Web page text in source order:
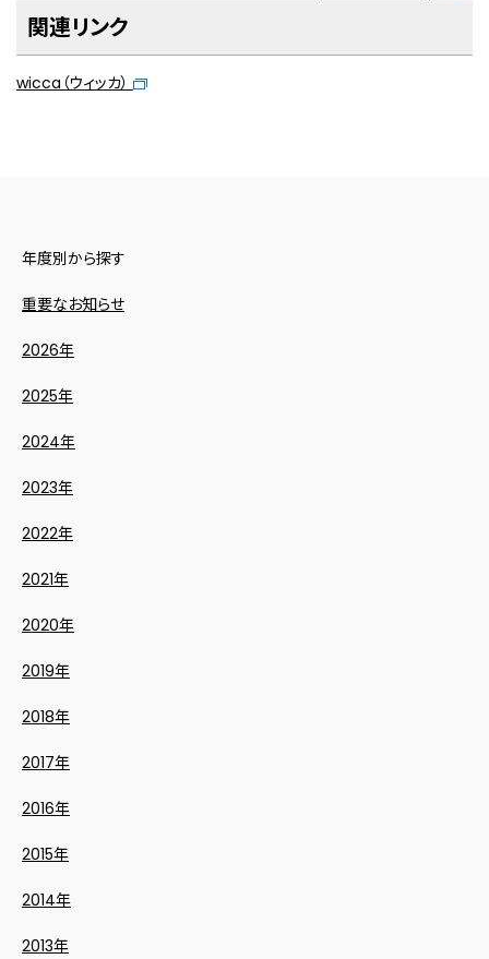
関連リンク
wicca（ウィッカ）
年度別から探す
重要なお知らせ
2026年
2025年
2024年
2023年
2022年
2021年
2020年
2019年
2018年
2017年
2016年
2015年
2014年
2013年